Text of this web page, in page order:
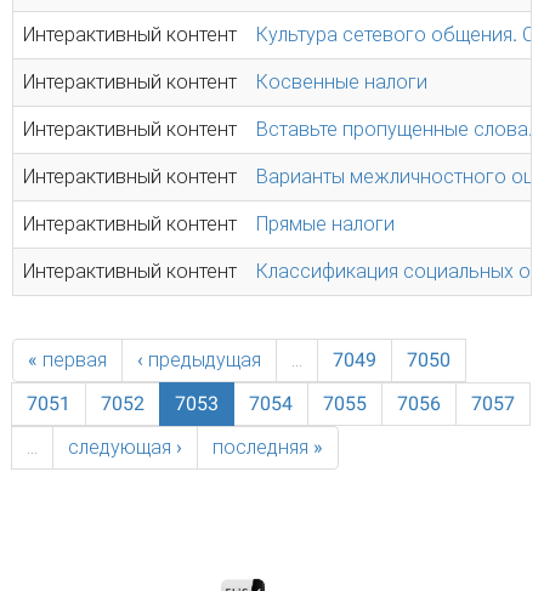
Интерактивный контент Культура сетевого общения.
Интерактивный контент Косвенные налоги
Интерактивный контент Вставьте пропущенные слова.
Интерактивный контент Варианты межличностного
Интерактивный контент Прямые налоги
Интерактивный контент Классификация социальных
« первая ‹ предыдущая … 7049
7050
7051
7052 7053 7054 7055 7056
7057
…
следующая › последняя »